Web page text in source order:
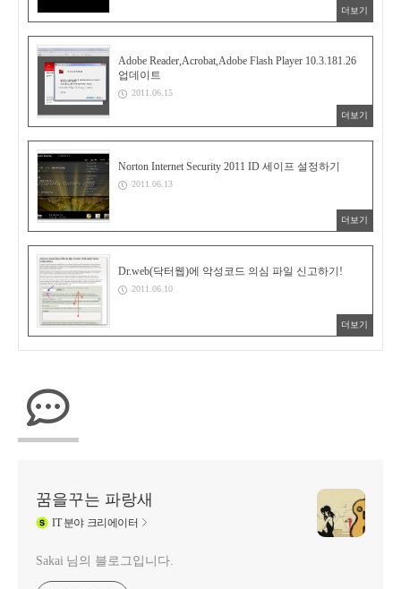
더보기
Adobe Reader,Acrobat,Adobe Flash Player 10.3.181.26
업데이트
2011.06.15
더보기
Norton Internet Security 2011 ID 세이프 설정하기
2011.06.13
더보기
Dr.web(닥터웹)에 악성코드 의심 파일 신고하기!
2011.06.10
더보기
꿈을꾸는 파랑새
IT분야 크리에이터
Sakai 님의 블로그입니다.